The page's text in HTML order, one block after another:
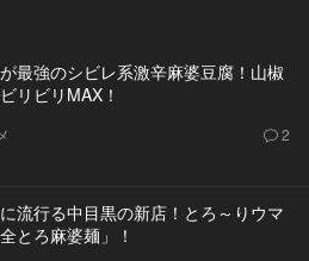
最強のシビレ系激辛麻婆豆腐！山椒
リビリMAX！
2
流行る中目黒の新店！とろ～りウマ
とろ麻婆麺」！